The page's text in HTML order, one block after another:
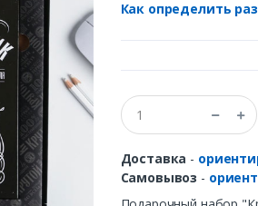
Как определить
Доставка -
Самовывоз -